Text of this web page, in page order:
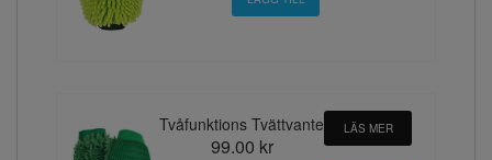
Tvåfunktions Tvättvante
99.00 kr
LÄS MER